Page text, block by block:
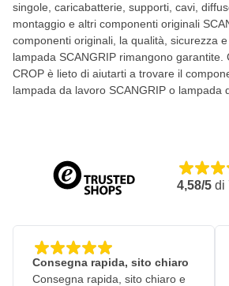
singole, caricabatterie, supporti, cavi,
montaggio e altri componenti originali
componenti originali, la qualità, sicurezza
lampada SCANGRIP rimangono garantite.
CROP è lieto di aiutarti a trovare il
lampada da lavoro SCANGRIP o lampada
4,58/5 di
Consegna rapida, sito chiaro
Consegna rapida, sito chiaro e